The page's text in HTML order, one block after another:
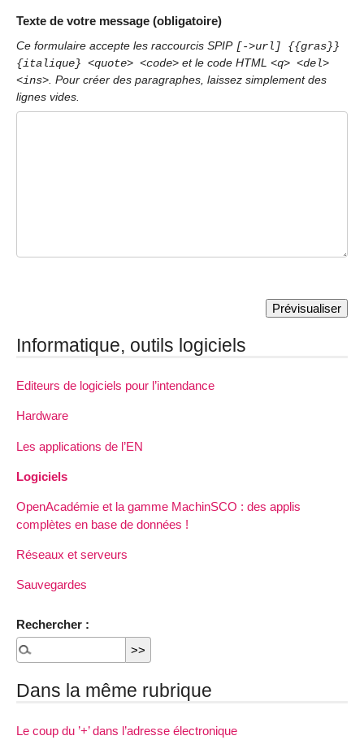
Texte de votre message (obligatoire)
Ce formulaire accepte les raccourcis SPIP [->url] {{gras}}
{italique} <quote> <code> et le code HTML <q> <del>
<ins>. Pour créer des paragraphes, laissez simplement des
lignes vides.
Informatique, outils logiciels
Editeurs de logiciels pour l’intendance
Hardware
Les applications de l’EN
Logiciels
OpenAcadémie et la gamme MachinSCO : des applis
complètes en base de données !
Réseaux et serveurs
Sauvegardes
Rechercher :
Dans la même rubrique
Le coup du ’+’ dans l’adresse électronique